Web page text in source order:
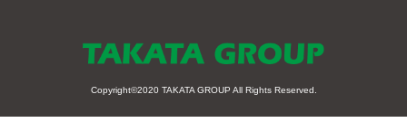
Copyright©2020 TAKATA GROUP All Rights Reserved.